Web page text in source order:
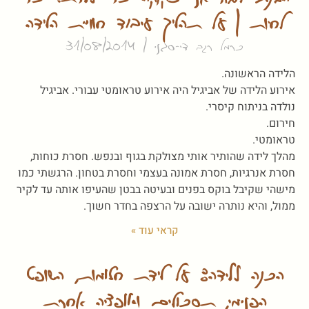
לחיות | על תהליך עיבוד חוויית הלידה
כרמל רגב די-סגני
הלידה הראשונה.
אירוע הלידה של אביגיל היה אירוע טראומטי עבורי. אביגיל
נולדה בניתוח קיסרי.
חירום.
טראומטי.
מהלך לידה שהותיר אותי מצולקת בגוף ובנפש. חסרת כוחות,
חסרת אנרגיות, חסרת אמונה בעצמי וחסרת בטחון. הרגשתי כמו
מישהי שקיבל בוקס בפנים ובעיטה בבטן שהעיפו אותה עד לקיר
ממול, והיא נותרה ישובה על הרצפה בחדר חשוך.
קראי עוד »
הכנה ללידה: על לידת חלומות, השופט
הפנימי, תסכולים ואופציה אחרת